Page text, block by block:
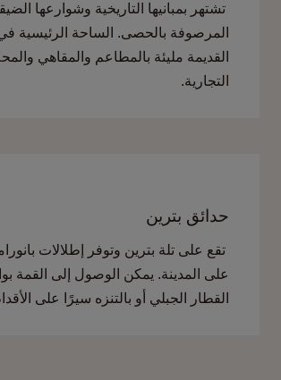
تشتهر بمبانيها التاريخية وشوارعها
المرصوفة بالحصى. الساحة الرئيسية في
القديمة مليئة بالمطاعم والمقاهي
التجارية.
حدائق بترين
تقع على تلة بترين وتوفر إطلالات
على المدينة. يمكن الوصول إلى القمة
القطار الجبلي أو بالتنزه سيرًا على